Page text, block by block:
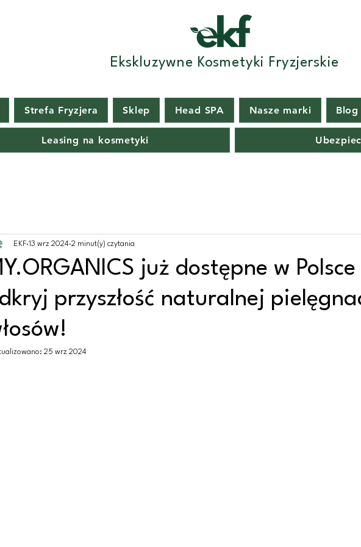
Ekskluzywne Kosmetyki Fryzjerskie
Strefa Fryzjera Sklep Head SPA Nasze marki Blog
Leasing na kosmetyki
już dostępne w Polsce
przyszłość naturalnej
EKF 13 wrz 2024 2 minut(y) czytania
25 wrz 2024